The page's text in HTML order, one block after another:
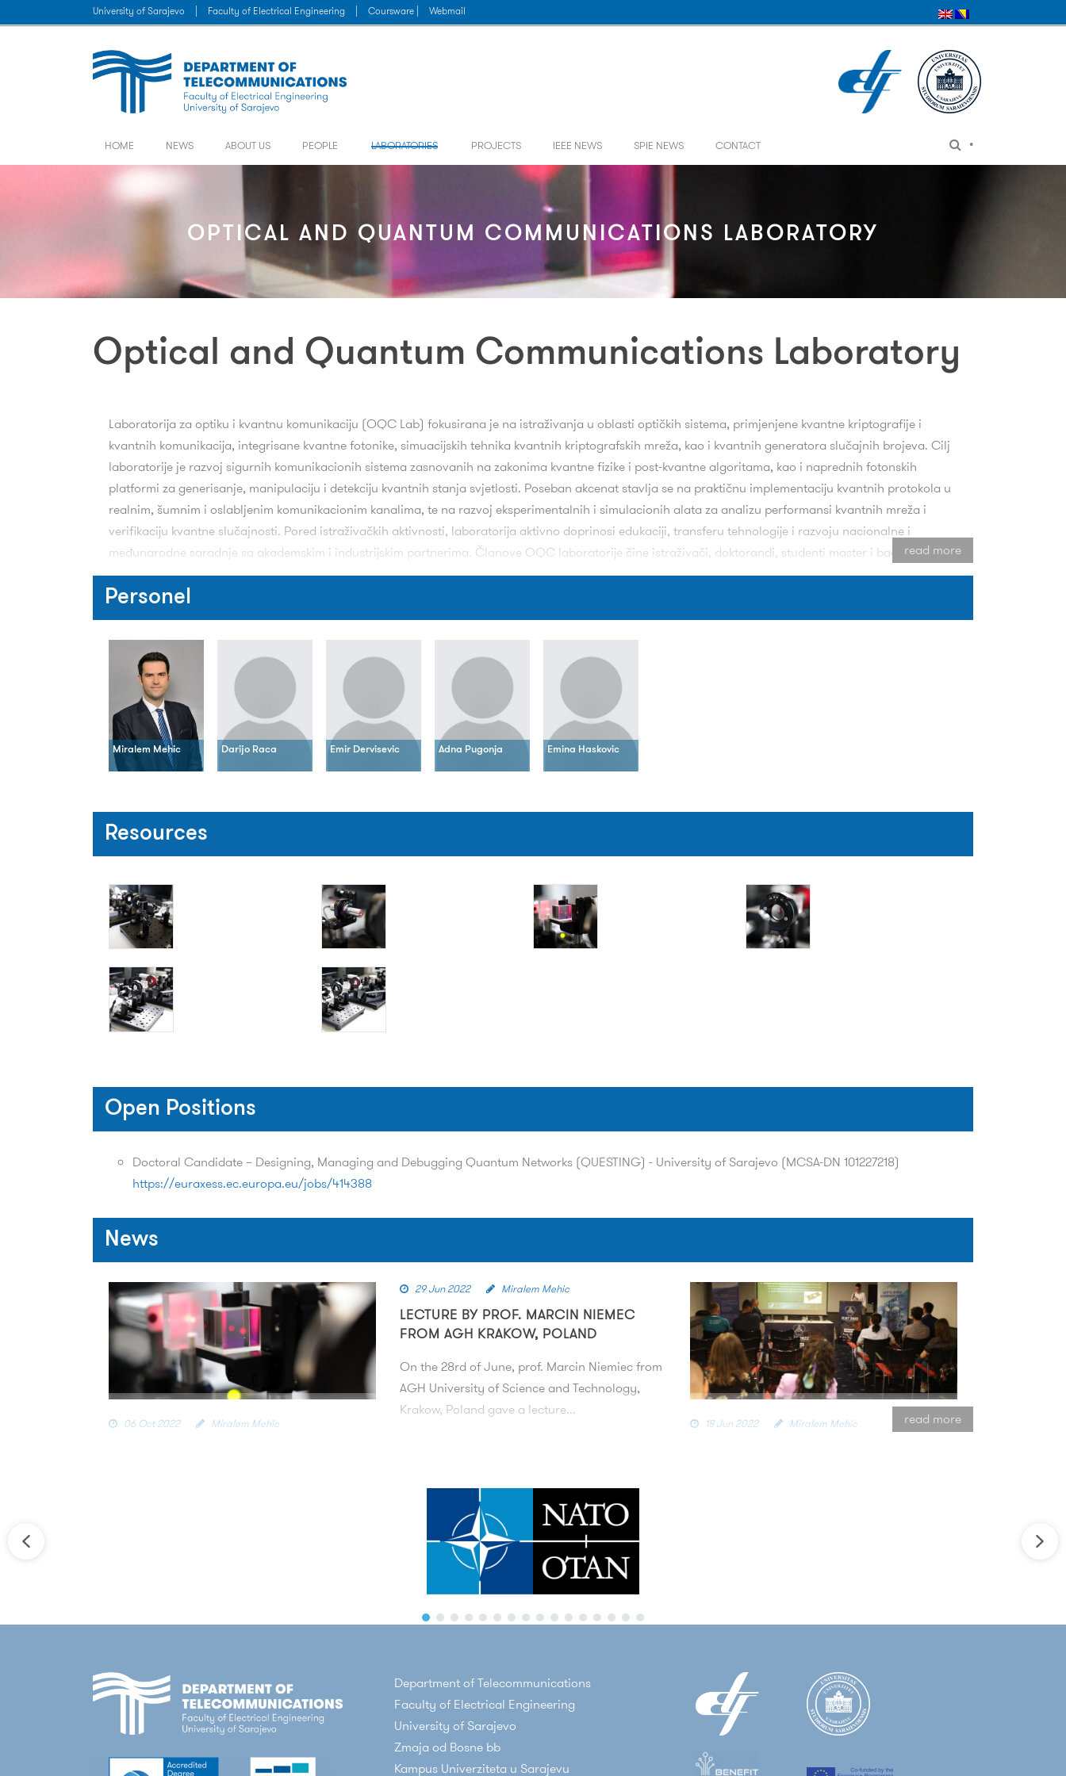
University of Sarajevo Faculty of Electrical Engineering Coursware | Webmail
HOME NEWS ABOUT US PEOPLE LABORATORIES PROJECTS IEEE NEWS SPIE NEWS CONTACT •
OPTICAL AND QUANTUM COMMUNICATIONS LABORATORY
Optical and Quantum Communications Laboratory
Laboratorija za optiku i kvantnu komunikaciju (OQC Lab) fokusirana je na istraživanja u oblasti optičkih sistema, primjenjene kvantne kriptografije i
kvantnih komunikacija, integrisane kvantne fotonike, simuacijskih tehnika kvantnih kriptografskih mreža, kao i kvantnih generatora slučajnih brojeva. Cilj
laboratorije je razvoj sigurnih komunikacionih sistema zasnovanih na zakonima kvantne fizike i post-kvantne algoritama, kao i naprednih fotonskih
platformi za generisanje, manipulaciju i detekciju kvantnih stanja svjetlosti. Poseban akcenat stavlja se na praktičnu implementaciju kvantnih protokola u
realnim, šumnim i oslabljenim komunikacionim kanalima, te na razvoj eksperimentalnih i simulacionih alata za analizu performansi kvantnih mreža i
verifikaciju kvantne slučajnosti. Pored istraživačkih aktivnosti, laboratorija aktivno doprinosi edukaciji, transferu tehnologije i razvoju nacionalne i
međunarodne saradnje sa akademskim i industrijskim partnerima. Članove OQC laboratorije čine istraživači, doktorandi, studenti master i bachelor
studija, te partneri sa univerziteta i istraživačkih institucija sa kojima laboratorija ostvaruje dugoročnu naučnu i tehnološku saradnju.
read more
Personel
Miralem Mehic Darijo Raca Emir Dervisevic Adna Pugonja Emina Haskovic
Resources
Open Positions
Doctoral Candidate – Designing, Managing and Debugging Quantum Networks (QUESTING) - University of Sarajevo (MCSA-DN 101227218)
https://euraxess.ec.europa.eu/jobs/414388
News
06 Oct 2022 Miralem Mehic
29 Jun 2022 Miralem Mehic
LECTURE BY PROF. MARCIN NIEMEC
FROM AGH KRAKOW, POLAND
On the 28rd of June, prof. Marcin Niemiec from
AGH University of Science and Technology,
Krakow, Poland gave a lecture...
18 Jun 2022 Miralem Mehic read more
Department of Telecommunications
Faculty of Electrical Engineering
University of Sarajevo
Zmaja od Bosne bb
Kampus Univerziteta u Sarajevu